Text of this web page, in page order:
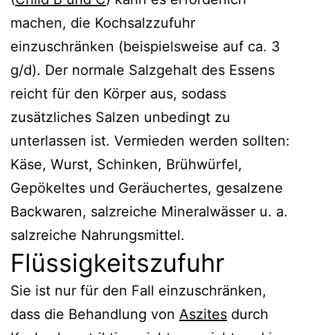
machen, die Kochsalzzufuhr
einzuschränken (beispielsweise auf ca. 3
g/d). Der normale Salzgehalt des Essens
reicht für den Körper aus, sodass
zusätzliches Salzen unbedingt zu
unterlassen ist. Vermieden werden sollten:
Käse, Wurst, Schinken, Brühwürfel,
Gepökeltes und Geräuchertes, gesalzene
Backwaren, salzreiche Mineralwässer u. a.
salzreiche Nahrungsmittel.
Flüssigkeitszufuhr
Sie ist nur für den Fall einzuschränken,
dass die Behandlung von Aszites durch